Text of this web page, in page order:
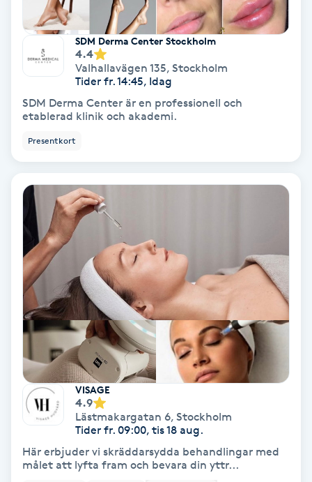
Regndroppsmassage
Restorative Yoga
Rosacea
Rosenmetoden
Ryggmassage
Samtalsterapi
Senioryoga
Shiatsu
Singelfransar
SDM Derma Center Stockholm
4.4
Valhallavägen 135, Stockholm
Tider fr. 14:45, Idag
SDM Derma Center är en professionell och
etablerad klinik och akademi.
Presentkort
VISAGE
4.9
Lästmakargatan 6, Stockholm
Tider fr. 09:00, tis 18 aug.
Här erbjuder vi skräddarsydda behandlingar med
målet att lyfta fram och bevara din yttr...